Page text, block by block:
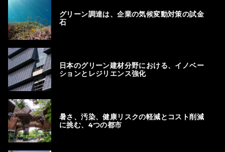
グリーン調達は、企業の気候変動対策の試金
石
日本のグリーン建材分野における、イノベー
ションとレジリエンス強化
暑さ、汚染、健康リスクの軽減とコスト削減
に挑む、4つの都市